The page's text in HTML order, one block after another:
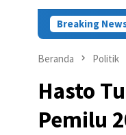
Breaking
Diduga Akibat
Beranda Politik
Hasto
Pemilu